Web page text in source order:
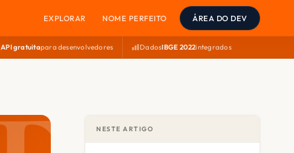
EXPLORAR NOME PERFEITO ÁREA DO DEV
API gratuitapara desenvolvedores DadosIBGE 2022integrados
NESTE ARTIGO